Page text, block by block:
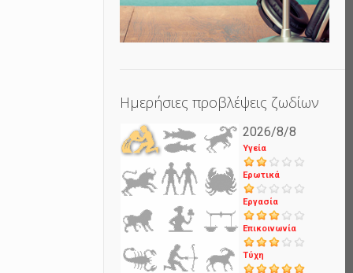
Ημερήσιες προβλέψεις ζωδίων
2026/8/8
Υγεία
Ερωτικά
Εργασία
Επικοινωνία
Τύχη